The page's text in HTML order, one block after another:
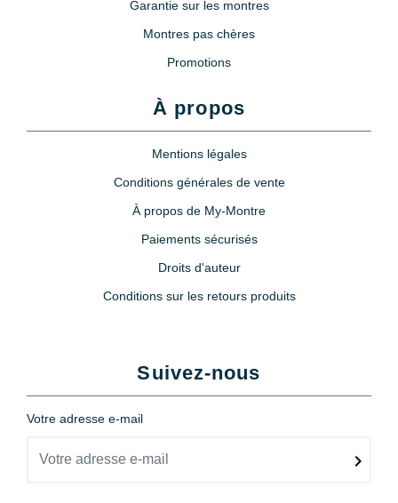
Garantie sur les montres
Montres pas chères
Promotions
À propos
Mentions légales
Conditions générales de vente
À propos de My-Montre
Paiements sécurisés
Droits d'auteur
Conditions sur les retours produits
Suivez-nous
Votre adresse e-mail